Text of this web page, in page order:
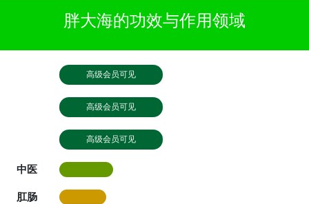
胖大海的功效与作用领域
高级会员可见
高级会员可见
高级会员可见
中医
肛肠